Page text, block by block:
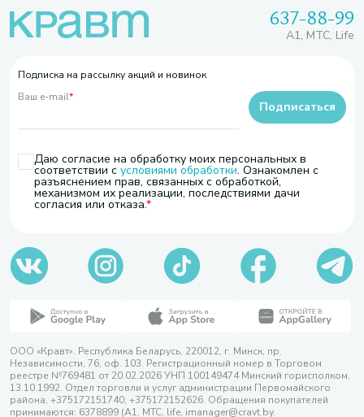
637-88-99
A1, МТС, Life
Подписка на рассылку акций и новинок
Ваш e-mail*
Даю согласие на обработку моих персональных в
соответствии с условиями обработки. Ознакомлен с
разъяснением прав, связанных с обработкой,
механизмом их реализации, последствиями дачи
согласия или отказа.
Подписаться
ООО «Кравт». Республика Беларусь, 220012, г. Минск, пр.
Независимости, 76, оф. 103. Регистрационный номер в Торговом
реестре №769481 от 20.02.2026 УНП 100149474 Минский горисполком,
13.10.1992. Отдел торговли и услуг администрации Первомайского
района, +375172151740; +375172152626. Обращения покупателей
принимаются: 6378899 (А1, МТС, life, imanager@cravt.by.